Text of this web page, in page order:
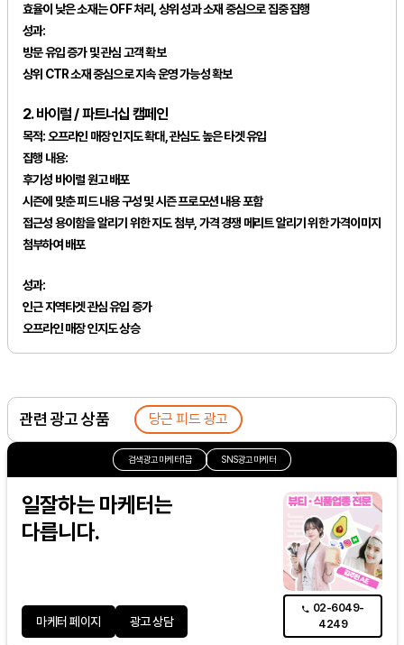
효율이 낮은 소재는 OFF 처리, 상위 성과 소재 중심으로 집중 집행
성과:
방문 유입 증가 및 관심 고객 확보
상위 CTR 소재 중심으로 지속 운영 가능성 확보
2. 바이럴 / 파트너십 캠페인
목적:오프라인 매장 인지도 확대, 관심도 높은 타겟 유입
집행 내용:
후기성 바이럴 원고 배포
시즌에 맞춘 피드 내용 구성 및 시즌 프로모션 내용 포함
접근성 용이함을 알리기 위한 지도 첨부, 가격 경쟁 메리트 알리기 위한 가격이미지
첨부하여 배포
성과:
인근 지역타겟 관심 유입 증가
오프라인 매장 인지도 상승
관련 광고 상품 당근 피드 광고
검색광고마케터1급 SNS광고마케터
일잘하는 마케터는
다릅니다.
마케터 페이지 광고 상담
02-6049-
4249